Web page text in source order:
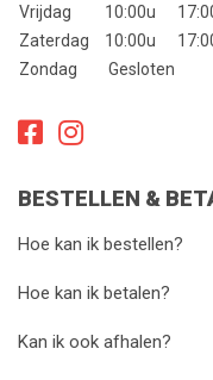
Vrijdag
10:00u
Zaterdag
10:00u
Zondag
Gesloten
BESTELLEN &
Hoe kan ik bestellen?
Hoe kan ik betalen?
Kan ik ook afhalen?